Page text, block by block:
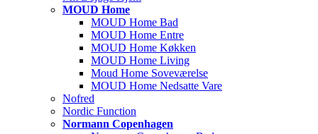
MOUD Home
MOUD Home Bad
MOUD Home Entre
MOUD Home Køkken
MOUD Home Living
Moud Home Soveværelse
MOUD Home Nedsatte Vare
Nofred
Nordic Function
Normann Copenhagen